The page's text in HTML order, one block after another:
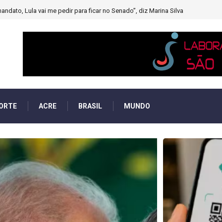
forte’ diminuindo chuvas e provocando secas de rios
ACRE BRASIL MUNDO